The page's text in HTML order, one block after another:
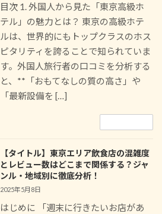
目次 1. 外国人から見た「東京高級ホ
テル」の魅力とは？ 東京の高級ホテ
ルは、世界的にもトップクラスのホス
ピタリティを誇ることで知られていま
す。外国人旅行者の口コミを分析する
と、**「おもてなしの質の高さ」や
「最新設備を […]
【タイトル】東京エリア飲食店の混雑度
とレビュー数はどこまで関係する？ジャ
ンル・地域別に徹底分析！
2025年5月8日
はじめに 「週末に行きたいお店があ